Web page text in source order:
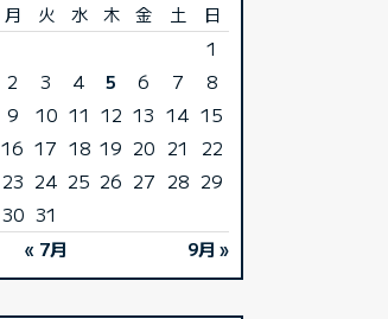
月
火 水 木 金 土 日
« 7月 9月 »
1
2
3 4 5 6 7
8
9
10 11 12 13 14 15
16 17 18 19 20 21
22
23 24 25 26 27 28 29
30 31